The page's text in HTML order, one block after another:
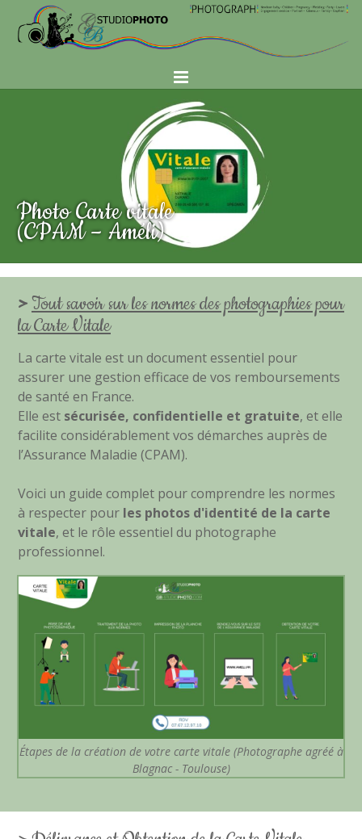
Photo Carte vitale
(CPAM – Améli)
>Tout savoir sur les normes des photographies pour
la Carte Vitale
La carte vitale est un document essentiel pour
assurer une gestion efficace de vos remboursements
de santé en France.
Elle est sécurisée, confidentielle et gratuite, et elle
facilite considérablement vos démarches auprès de
l’Assurance Maladie (CPAM).
Voici un guide complet pour comprendre les normes
à respecter pour les photos d'identité de la carte
vitale, et le rôle essentiel du photographe
professionnel.
Étapes de la création de votre carte vitale (Photographe agréé à
Blagnac - Toulouse)